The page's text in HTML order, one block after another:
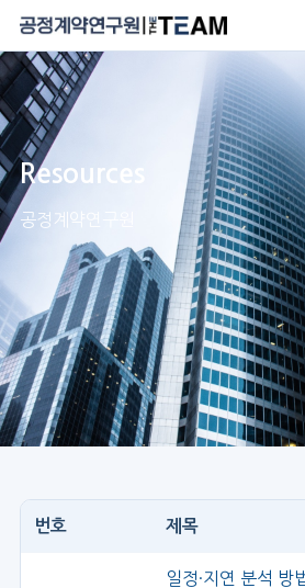
Resources
공정계약연구원
번호 제목
일정·지연 분석